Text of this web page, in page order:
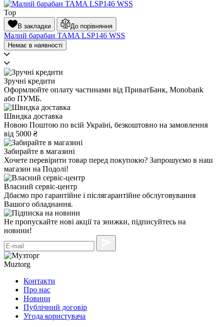
Top
В закладки До порівняння
Малий барабан TAMA LSP146 WSS
Немає в наявності
Зручні кредити
Оформлюйте оплату частинами від ПриватБанк, Monobank
або ПУМБ.
Швидка доставка
Новою Поштою по всій Україні, безкоштовно на замовлення
від 5000 ₴
Забирайте в магазині
Хочете перевірити товар перед покупокю? Запрошуємо в наш
магазин на Подолі!
Власний сервіс-центр
Дбаємо про гарантійне і післягарантійне обслуговування
Вашого обладнання.
Не пропускайте нові акції та знижки, підписуйтесь на
новини!
Muztorg
Контакти
Про нас
Новини
Публічний договір
Угода користувача